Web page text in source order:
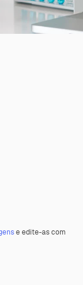
e edite-as com